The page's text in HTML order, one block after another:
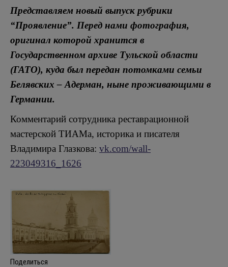
Представляем новый выпуск рубрики
“Проявление”. Перед нами фотография,
оригинал которой хранится в
Государственном архиве Тульской области
(ГАТО), куда был передан потомками семьи
Белявских – Адерман, ныне проживающими в
Германии.
Комментарий сотрудника реставрационной
мастерской ТИАМа, историка и писателя
Владимира Глазкова: vk.com/wall-
223049316_1626
Поделиться